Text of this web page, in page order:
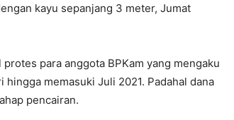
kayu sepanjang 3 meter, Jumat
para anggota BPKam yang mengaku
memasuki Juli 2021. Padahal dana
pencairan.